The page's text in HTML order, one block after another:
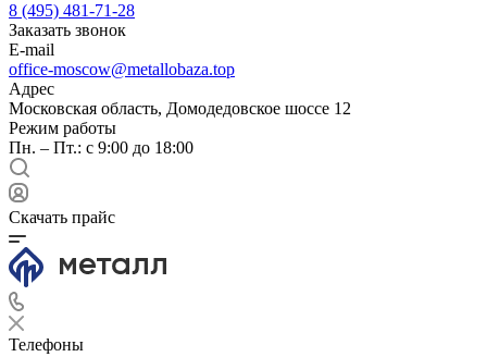
8 (495) 481-71-28
Заказать звонок
E-mail
office-moscow@metallobaza.top
Адрес
Московская область, Домодедовское шоссе 12
Режим работы
Пн. – Пт.: с 9:00 до 18:00
Скачать прайс
Телефоны